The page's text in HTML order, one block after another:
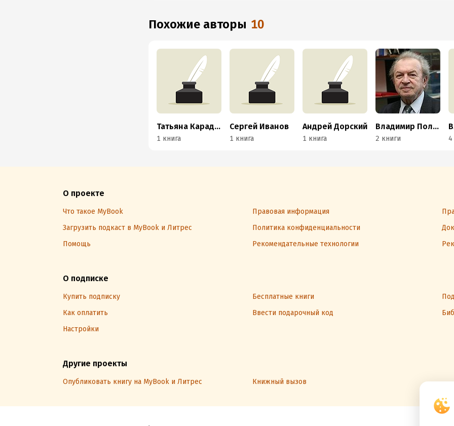
Похожие авторы 10
Татьяна Карадже
1 книга
Сергей Иванов
1 книга
Андрей Дорский
1 книга
Владимир Полудняков
2 книги 4
О проекте
Что такое MyBook Правовая информация
Загрузить подкаст в MyBook и Литрес
Политика конфиденциальности
Помощь
Рекомендательные технологии
О подписке
Купить подписку Бесплатные книги
Как оплатить
Ввести подарочный код
Настройки
Другие проекты
Опубликовать книгу на MyBook и Литрес Книжный вызов